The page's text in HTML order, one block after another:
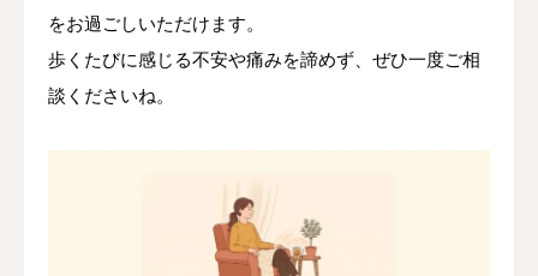
をお過ごしいただけます。
歩くたびに感じる不安や痛みを諦めず、ぜひ一度ご相
談くださいね。